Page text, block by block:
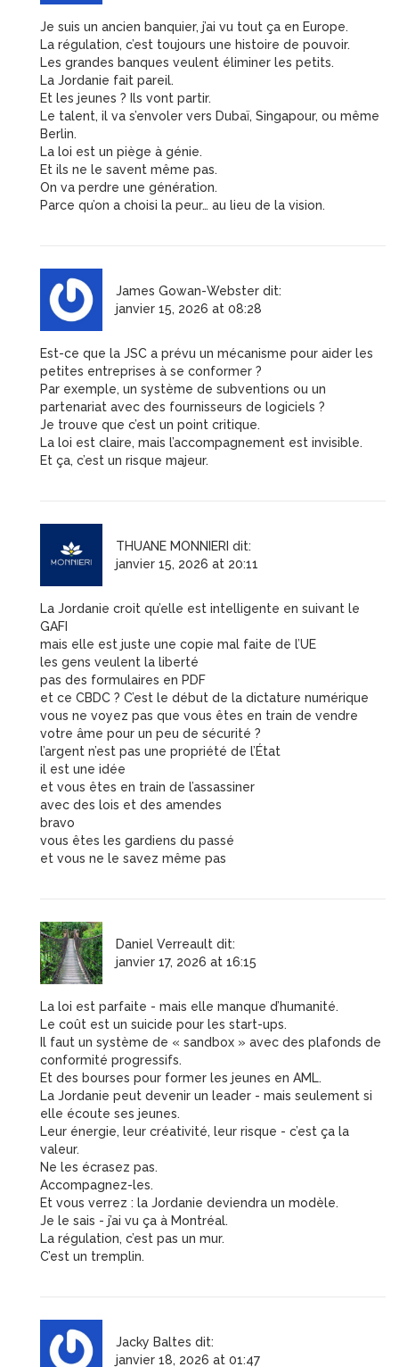
Je suis un ancien banquier, j’ai vu tout ça en Europe.
La régulation, c’est toujours une histoire de pouvoir.
Les grandes banques veulent éliminer les petits.
La Jordanie fait pareil.
Et les jeunes ? Ils vont partir.
Le talent, il va s’envoler vers Dubaï, Singapour, ou même
Berlin.
La loi est un piège à génie.
Et ils ne le savent même pas.
On va perdre une génération.
Parce qu’on a choisi la peur… au lieu de la vision.
James Gowan-Webster dit:
janvier 15, 2026 at 08:28
Est-ce que la JSC a prévu un mécanisme pour aider les
petites entreprises à se conformer ?
Par exemple, un système de subventions ou un
partenariat avec des fournisseurs de logiciels ?
Je trouve que c’est un point critique.
La loi est claire, mais l’accompagnement est invisible.
Et ça, c’est un risque majeur.
THUANE MONNIERI dit:
janvier 15, 2026 at 20:11
La Jordanie croit qu’elle est intelligente en suivant le
GAFI
mais elle est juste une copie mal faite de l’UE
les gens veulent la liberté
pas des formulaires en PDF
et ce CBDC ? C’est le début de la dictature numérique
vous ne voyez pas que vous êtes en train de vendre
votre âme pour un peu de sécurité ?
l’argent n’est pas une propriété de l’État
il est une idée
et vous êtes en train de l’assassiner
avec des lois et des amendes
bravo
vous êtes les gardiens du passé
et vous ne le savez même pas
Daniel Verreault dit:
janvier 17, 2026 at 16:15
La loi est parfaite - mais elle manque d’humanité.
Le coût est un suicide pour les start-ups.
Il faut un système de « sandbox » avec des plafonds de
conformité progressifs.
Et des bourses pour former les jeunes en AML.
La Jordanie peut devenir un leader - mais seulement si
elle écoute ses jeunes.
Leur énergie, leur créativité, leur risque - c’est ça la
valeur.
Ne les écrasez pas.
Accompagnez-les.
Et vous verrez : la Jordanie deviendra un modèle.
Je le sais - j’ai vu ça à Montréal.
La régulation, c’est pas un mur.
C’est un tremplin.
Jacky Baltes dit:
janvier 18, 2026 at 01:47